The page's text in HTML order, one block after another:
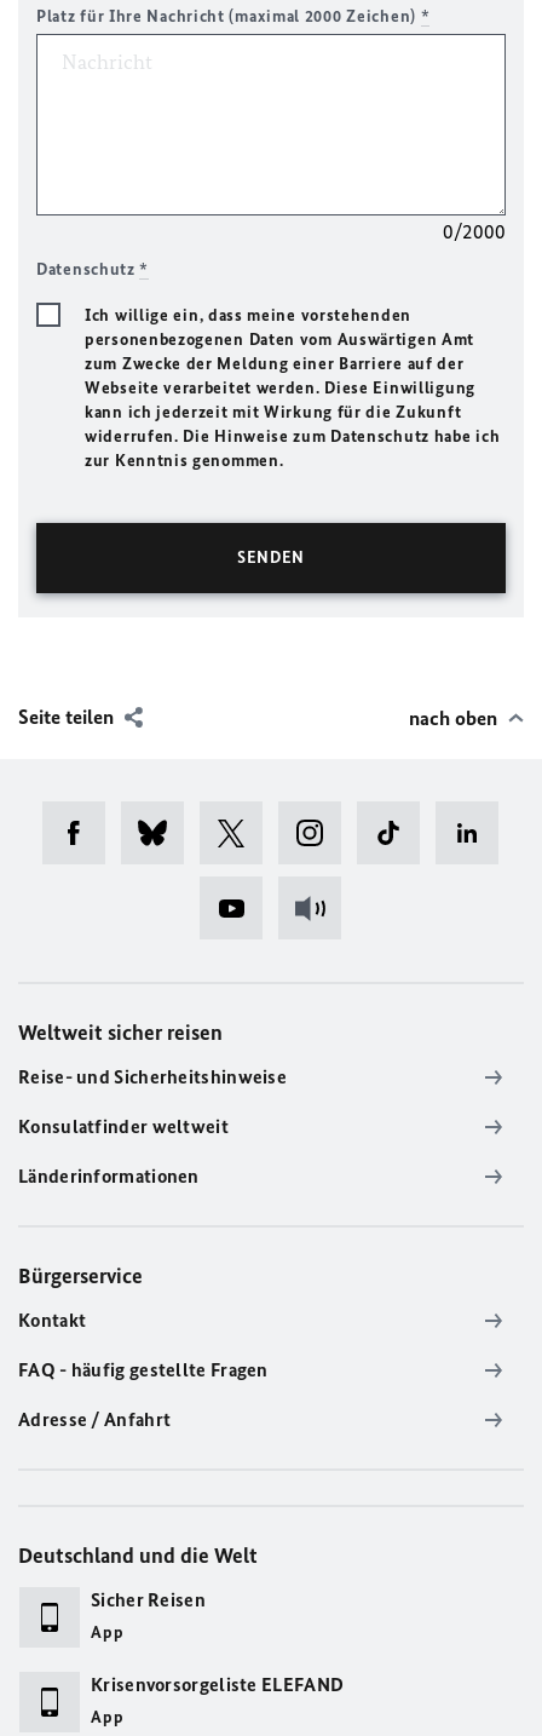
Platz für Ihre Nachricht (maximal 2000 Zeichen) *
0/2000
Datenschutz*
Ich willige ein, dass meine vorstehenden
personenbezogenen Daten vom Auswärtigen Amt
zum Zwecke der Meldung einer Barriere auf der
Webseite verarbeitet werden. Diese Einwilligung
kann ich jederzeit mit Wirkung für die Zukunft
widerrufen. Die Hinweise zum Datenschutz habe ich
zur Kenntnis genommen.
Seite teilen nach oben
Weltweit sicher reisen
Reise- und Sicherheitshinweise
Konsulatfinder weltweit
Länderinformationen
Bürgerservice
Kontakt
FAQ - häufig gestellte Fragen
Adresse / Anfahrt
Deutschland und die Welt
Sicher Reisen
App
Krisenvorsorgeliste ELEFAND
App